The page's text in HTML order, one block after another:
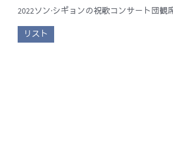
2022ソン·シギョンの祝歌コンサート団観
リスト